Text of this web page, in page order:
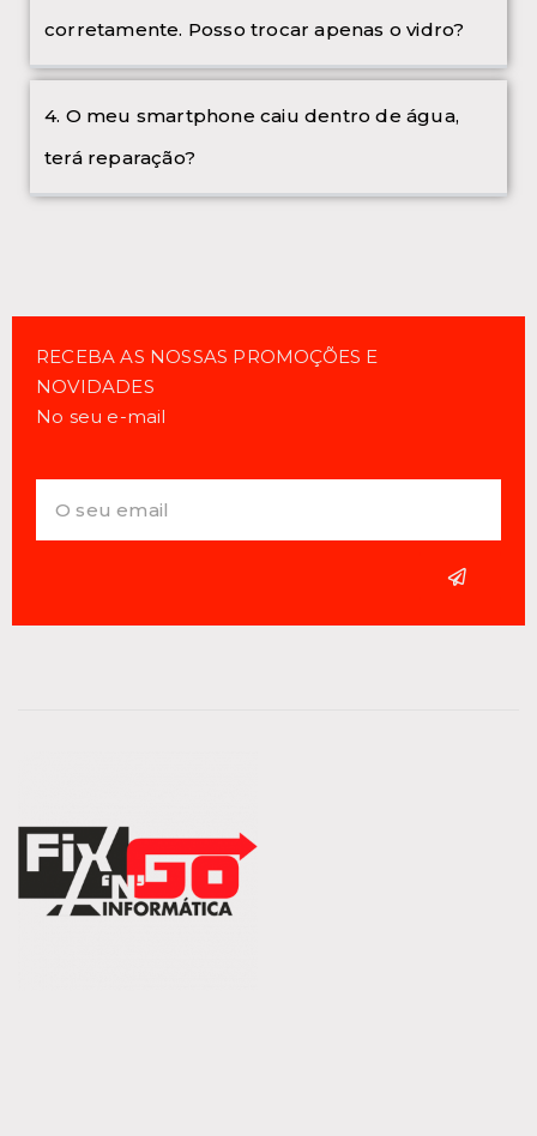
corretamente. Posso trocar apenas o vidro?
4. O meu smartphone caiu dentro de água,
terá reparação?
RECEBA AS NOSSAS PROMOÇÕES E
NOVIDADES
No seu e-mail